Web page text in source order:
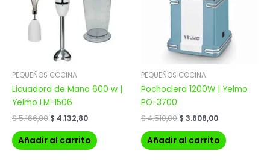
PEQUEÑOS COCINA
Licuadora de Mano 600 w |
Yelmo LM-1506
$5.166,00 $ 4.132,80
Añadir al carrito
PEQUEÑOS COCINA
Pochoclera 1200W | Yelmo
PO-3700
$4.510,00 $ 3.608,00
Añadir al carrito